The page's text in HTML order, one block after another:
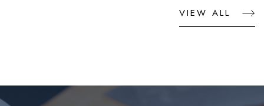
VIEW ALL